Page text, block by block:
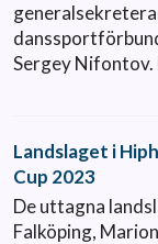
Sergey Nifontov.
Landslaget i
Cup 2023
De uttagna
Falköping,